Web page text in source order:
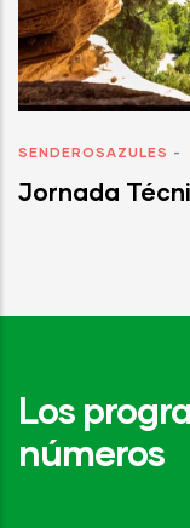
SENDEROSAZULES -
Jornada
Los
números